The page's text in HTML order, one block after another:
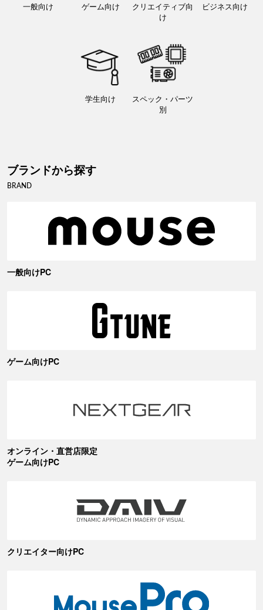
一般向け ゲーム向け
クリエイティブ向
け
ビジネス向け
学生向け
スペック・パーツ
別
ブランドから探す
BRAND
一般向けPC
ゲーム向けPC
オンライン・直営店限定
ゲーム向けPC
クリエイター向けPC